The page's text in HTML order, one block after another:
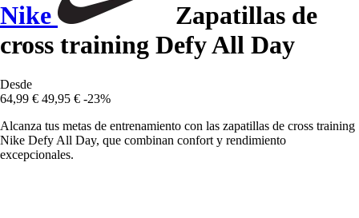
Nike
Zapatillas de
cross training Defy All Day
Desde
64,99 € 49,95 € -23%
Alcanza tus metas de entrenamiento con las zapatillas de cross training
Nike Defy All Day, que combinan confort y rendimiento
excepcionales.